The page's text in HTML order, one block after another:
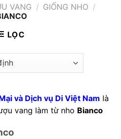
VANG / GIỐNG NHO /
LỌC
và Dịch vụ Di Việt Nam là
vang làm từ nho Bianco